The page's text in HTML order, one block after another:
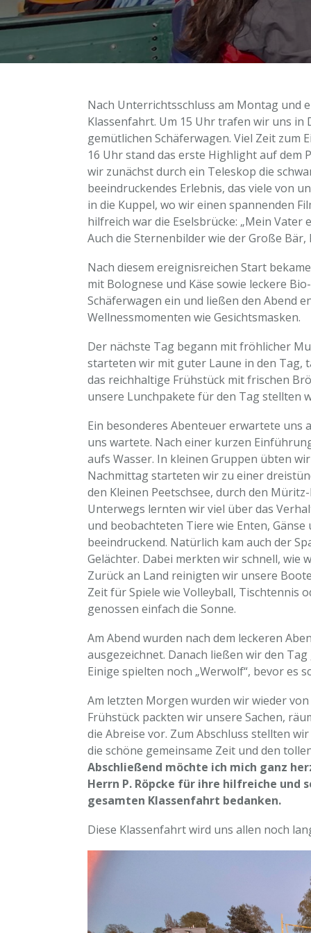
Nach Unterrichtsschluss am Montag und
Klassenfahrt. Um 15 Uhr trafen wir uns
gemütlichen Schäferwagen. Viel Zeit zum
16 Uhr stand das erste Highlight auf dem
wir zunächst durch ein Teleskop die
beeindruckendes Erlebnis, das viele von
in die Kuppel, wo wir einen spannenden
hilfreich war die Eselsbrücke: „Mein
Auch die Sternenbilder wie der Große
Nach diesem ereignisreichen Start
mit Bolognese und Käse sowie leckere
Schäferwagen ein und ließen den Abend
Wellnessmomenten wie Gesichtsmasken.
Der nächste Tag begann mit fröhlicher
starteten wir mit guter Laune in den Tag,
das reichhaltige Frühstück mit frischen
unsere Lunchpakete für den Tag stellten
Ein besonderes Abenteuer erwartete uns
uns wartete. Nach einer kurzen
aufs Wasser. In kleinen Gruppen übten
Nachmittag starteten wir zu einer
den Kleinen Peetschsee, durch den
Unterwegs lernten wir viel über das
und beobachteten Tiere wie Enten,
beeindruckend. Natürlich kam auch der
Gelächter. Dabei merkten wir schnell, wie
Zurück an Land reinigten wir unsere
Zeit für Spiele wie Volleyball, Tischtennis
genossen einfach die Sonne.
Am Abend wurden nach dem leckeren
ausgezeichnet. Danach ließen wir den
Einige spielten noch „Werwolf“, bevor es
Am letzten Morgen wurden wir wieder
Frühstück packten wir unsere Sachen,
die Abreise vor. Zum Abschluss stellten
die schöne gemeinsame Zeit und den
Abschließend möchte ich mich ganz
Herrn P. Röpcke für ihre hilfreiche
gesamten Klassenfahrt bedanken.
Diese Klassenfahrt wird uns allen noch